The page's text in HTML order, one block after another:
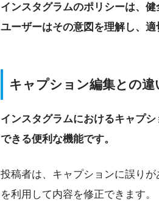
インスタグラムのポリシーは、
ユーザーはその意図を理解し、適
キャプション編集との違
インスタグラムにおけるキャプ
できる便利な機能です。
投稿者は、キャプションに誤り
を利用して内容を修正できます。